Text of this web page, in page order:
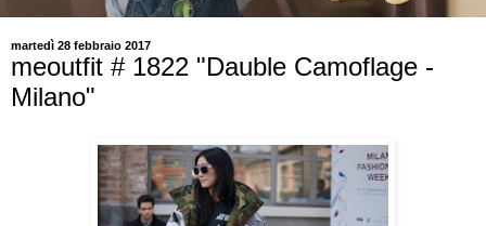
martedì 28 febbraio 2017
meoutfit # 1822 "Dauble Camoflage -
Milano"